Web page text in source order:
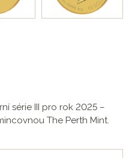
série III pro rok 2025 –
The Perth Mint.